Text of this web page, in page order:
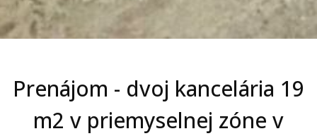
Prenájom - dvoj kancelária 19
m2 v priemyselnej zóne v